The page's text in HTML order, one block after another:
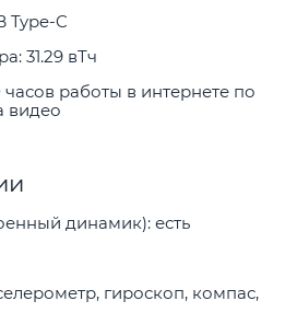
Type-C
31.29 вТч
работы в интернете по
видео
динамик): есть
гироскоп, компас,